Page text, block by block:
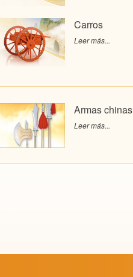
Carros
Leer más...
Armas chinas
Leer más...